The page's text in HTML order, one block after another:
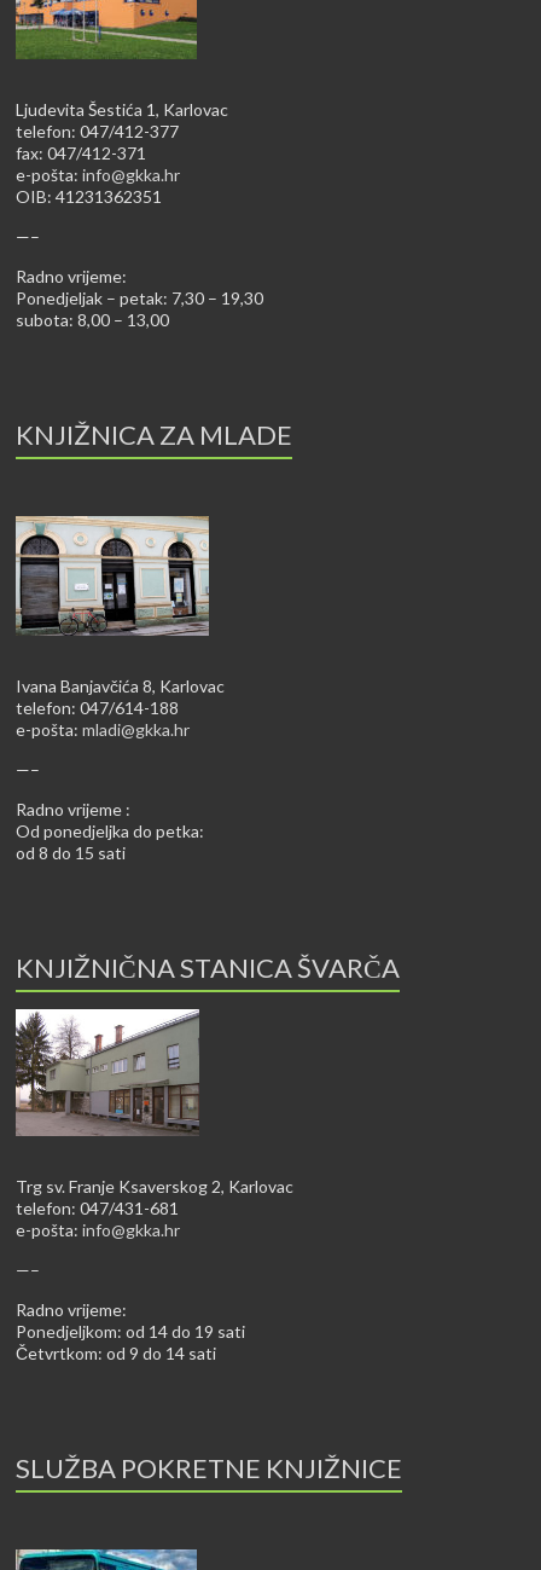
Ljudevita Šestića 1, Karlovac
telefon: 047/412-377
fax: 047/412-371
e-pošta:info@gkka.hr
OIB: 41231362351
—–
Radno vrijeme:
Ponedjeljak – petak: 7,30 – 19,30
subota: 8,00 – 13,00
KNJIŽNICA ZA MLADE
Ivana Banjavčića 8, Karlovac
telefon: 047/614-188
e-pošta:mladi@gkka.hr
—–
Radno vrijeme :
Od ponedjeljka do petka:
od 8 do 15 sati
KNJIŽNIČNA STANICA ŠVARČA
Trg sv. Franje Ksaverskog 2, Karlovac
telefon: 047/431-681
e-pošta:info@gkka.hr
—–
Radno vrijeme:
Ponedjeljkom: od 14 do 19 sati
Četvrtkom: od 9 do 14 sati
SLUŽBA POKRETNE KNJIŽNICE